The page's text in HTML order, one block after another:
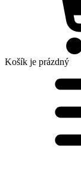
Košík je prázdný